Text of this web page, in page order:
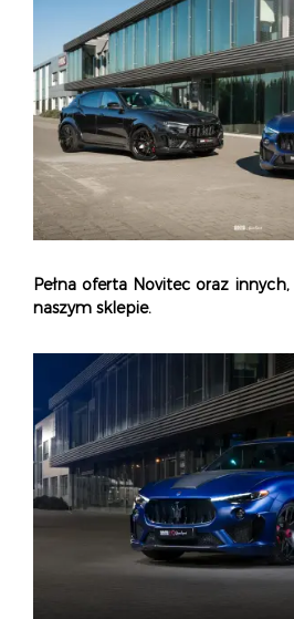
Pełna oferta Novitec oraz innych,
naszym sklepie.